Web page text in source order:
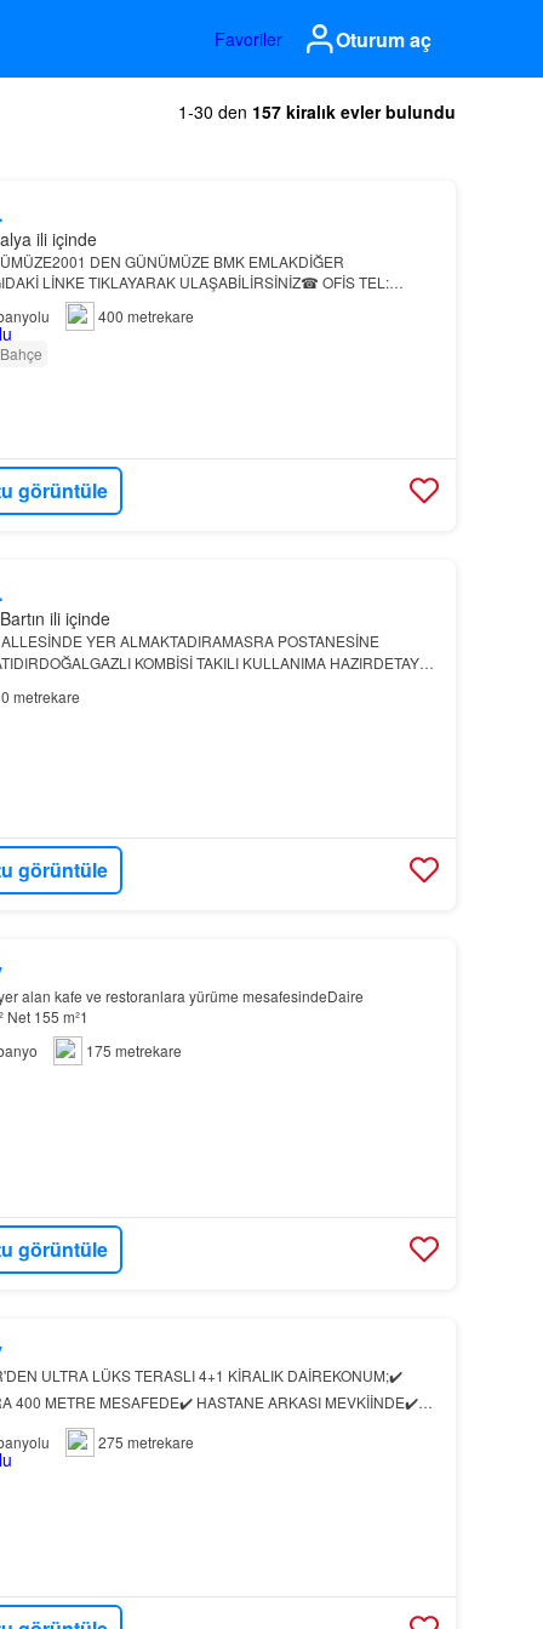
Favoriler Oturum aç
1-30 den 157 kiralık evler bulundu
ili içinde
DEN GÜNÜMÜZE BMK EMLAKDİĞER
LİNKE TIKLAYARAK ULAŞABİLİRSİNİZ☎ OFİS TEL:
TEL: 02428876700 ☎ * BMK DAN YETKİLİ VİLLAMIZ*
BMK EMLAK’TAN –…
400 metrekare
Bahçe
görüntüle
ili içinde
YER ALMAKTADIRAMASRA POSTANESİNE
KOMBİSİ TAKILI KULLANIMA HAZIRDETAYLI
metrekare
görüntüle
alan kafe ve restoranlara yürüme mesafesindeDaire
155 m²1
175 metrekare
görüntüle
ULTRA LÜKS TERASLI 4+1 KİRALIK DAİREKONUM;✔️
400 METRE MESAFEDE✔️ HASTANE ARKASI MEVKİİNDE✔️
YÜRÜME MESAFESİNDEÖZELLİKLER;✅ BRÜT: 275 M2 -
275 metrekare